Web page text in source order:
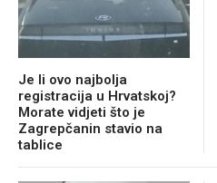
Je li ovo najbolja
registracija u Hrvatskoj?
Morate vidjeti što je
Zagrepčanin stavio na
tablice